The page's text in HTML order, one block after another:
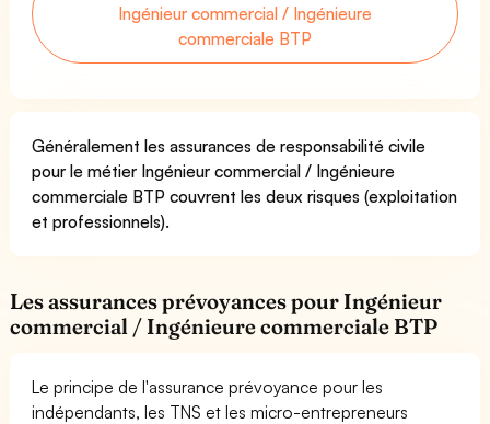
Ingénieur commercial / Ingénieure
commerciale BTP
Généralement les assurances de responsabilité civile
pour le métier Ingénieur commercial / Ingénieure
commerciale BTP couvrent les deux risques (exploitation
et professionnels).
Les assurances prévoyances pour Ingénieur
commercial / Ingénieure commerciale BTP
Le principe de l'assurance prévoyance pour les
indépendants, les TNS et les micro-entrepreneurs